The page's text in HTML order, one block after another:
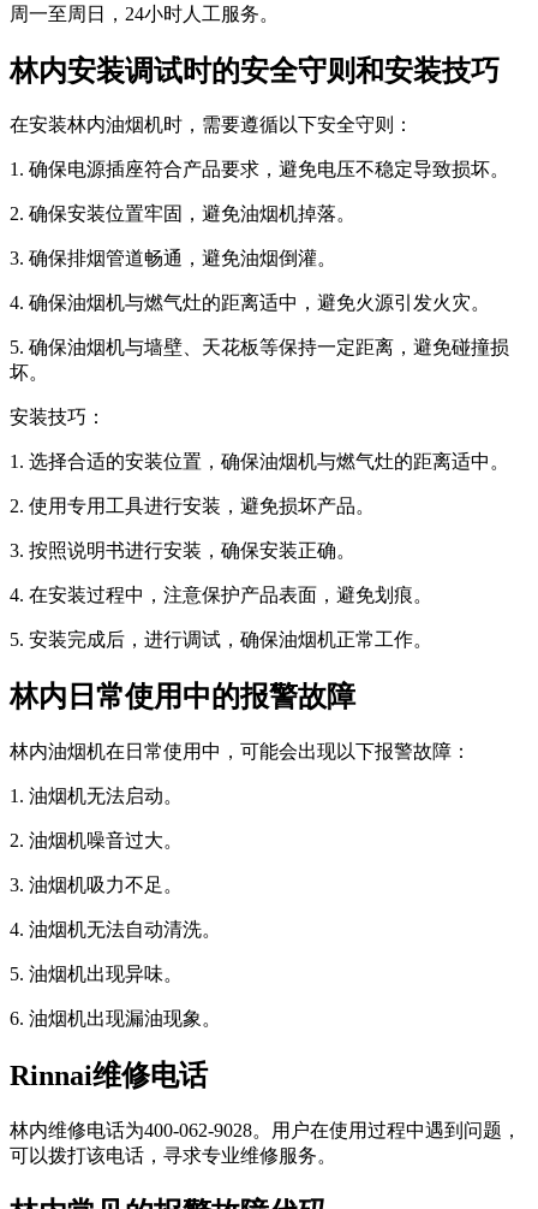
周一至周日，24小时人工服务。
林内安装调试时的安全守则和安装技巧
在安装林内油烟机时，需要遵循以下安全守则：
1. 确保电源插座符合产品要求，避免电压不稳定导致损坏。
2. 确保安装位置牢固，避免油烟机掉落。
3. 确保排烟管道畅通，避免油烟倒灌。
4. 确保油烟机与燃气灶的距离适中，避免火源引发火灾。
5. 确保油烟机与墙壁、天花板等保持一定距离，避免碰撞损
坏。
安装技巧：
1. 选择合适的安装位置，确保油烟机与燃气灶的距离适中。
2. 使用专用工具进行安装，避免损坏产品。
3. 按照说明书进行安装，确保安装正确。
4. 在安装过程中，注意保护产品表面，避免划痕。
5. 安装完成后，进行调试，确保油烟机正常工作。
林内日常使用中的报警故障
林内油烟机在日常使用中，可能会出现以下报警故障：
1. 油烟机无法启动。
2. 油烟机噪音过大。
3. 油烟机吸力不足。
4. 油烟机无法自动清洗。
5. 油烟机出现异味。
6. 油烟机出现漏油现象。
Rinnai维修电话
林内维修电话为400-062-9028。用户在使用过程中遇到问题，
可以拨打该电话，寻求专业维修服务。